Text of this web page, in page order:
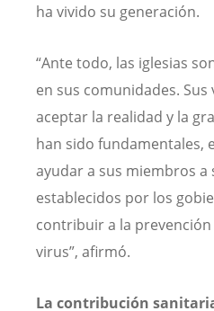
ha vivido su generación.
“Ante todo, las iglesias
en sus comunidades. Sus
aceptar la realidad y la
han sido fundamentales,
ayudar a sus miembros
establecidos por los
contribuir a la
virus”, afirmó.
La contribución